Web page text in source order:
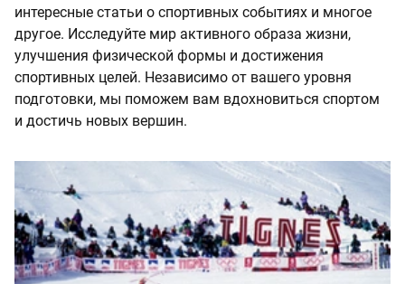
интересные статьи о спортивных событиях и многое
другое. Исследуйте мир активного образа жизни,
улучшения физической формы и достижения
спортивных целей. Независимо от вашего уровня
подготовки, мы поможем вам вдохновиться спортом
и достичь новых вершин.